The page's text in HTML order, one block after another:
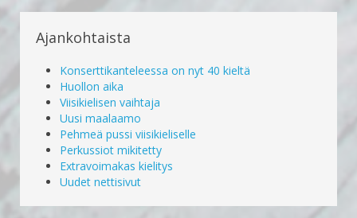
Ajankohtaista
Konserttikanteleessa on nyt 40 kieltä
Huollon aika
Viisikielisen vaihtaja
Uusi maalaamo
Pehmeä pussi viisikieliselle
Perkussiot mikitetty
Extravoimakas kielitys
Uudet nettisivut